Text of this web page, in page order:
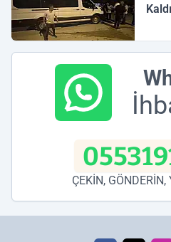
Kaldı
ÇEKİN,